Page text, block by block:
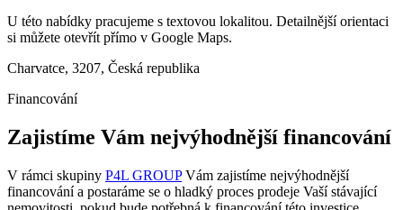
U této nabídky pracujeme s textovou lokalitou. Detailnější orientaci
si můžete otevřít přímo v Google Maps.
Charvatce, 3207, Česká republika
Financování
Zajistíme Vám nejvýhodnější financování
V rámci skupiny P4L GROUPVám zajistíme nejvýhodnější
financování a postaráme se o hladký proces prodeje Vaší stávající